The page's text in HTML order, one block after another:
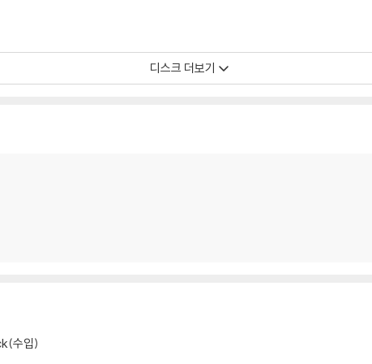
섞여 얼룩과 번짐, 반점 등이 발생할 수 있습니다.
가능성이 높고 재판매가 어려우므로 신중한 구매를 부탁드립니다.
디스크 더보기
수입)